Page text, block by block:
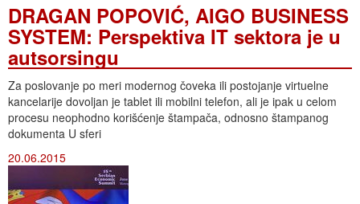
DRAGAN POPOVIĆ, AIGO BUSINESS
SYSTEM: Perspektiva IT sektora je u
autsorsingu
Za poslovanje po meri modernog čoveka ili postojanje virtuelne
kancelarije dovoljan je tablet ili mobilni telefon, ali je ipak u celom
procesu neophodno korišćenje štampača, odnosno štampanog
dokumenta U sferi
20.06.2015